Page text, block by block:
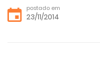
postado em
23/11/2014